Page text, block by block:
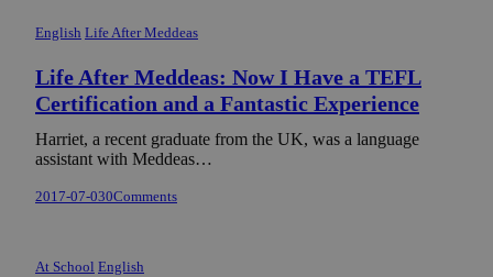
English Life After Meddeas
Life After Meddeas: Now I Have a TEFL
Certification and a Fantastic Experience
Harriet, a recent graduate from the UK, was a language
assistant with Meddeas…
2017-07-030Comments
At School English